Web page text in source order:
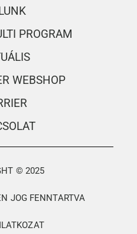
PROGRAM
WEBSHOP
© 2025
JOG FENNTARTVA